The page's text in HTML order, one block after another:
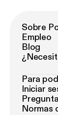
Sobre
Empleo
Blog
Para
Iniciar
Normas